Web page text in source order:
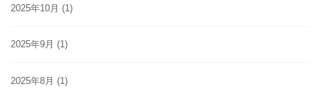
2025年10月 (1)
2025年9月 (1)
2025年8月 (1)